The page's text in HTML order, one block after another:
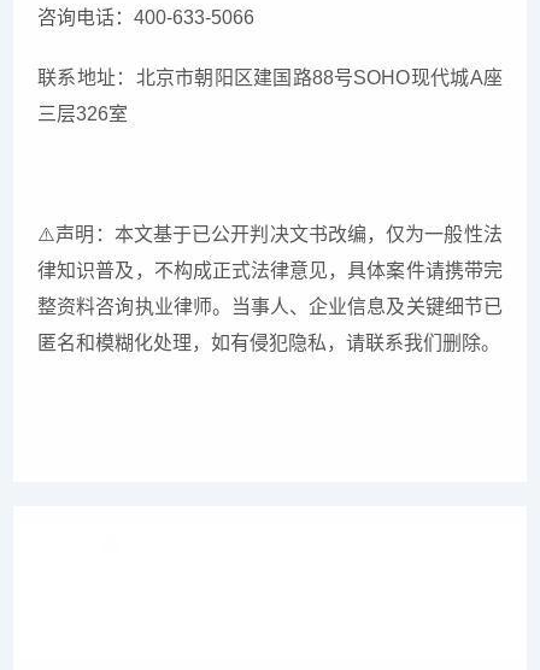
咨询电话：400-633-5066
联系地址：北京市朝阳区建国路88号SOHO现代城A座
三层326室
⚠声明：本文基于已公开判决文书改编，仅为一般性法
律知识普及，不构成正式法律意见，具体案件请携带完
整资料咨询执业律师。当事人、企业信息及关键细节已
匿名和模糊化处理，如有侵犯隐私，请联系我们删除。